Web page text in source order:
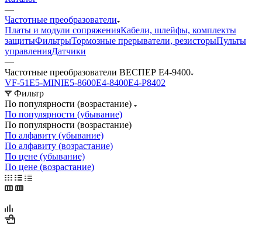
—
Частотные преобразователи
Платы и модули сопряженияКабели, шлейфы, комплекты
защитыФильтрыТормозные прерыватели, резисторыПульты
управленияДатчики
—
Частотные преобразователи ВЕСПЕР Е4-9400
VF-51E5-MINIЕ5-8600E4-8400Е4-P8402
Фильтр
По популярности (возрастание)
По популярности (убывание)
По популярности (возрастание)
По алфавиту (убывание)
По алфавиту (возрастание)
По цене (убывание)
По цене (возрастание)